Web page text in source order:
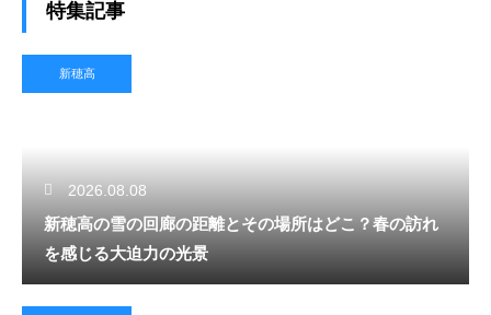
特集記事
新穂高
2026.08.08
新穂高の雪の回廊の距離とその場所はどこ？春の訪れ
を感じる大迫力の光景